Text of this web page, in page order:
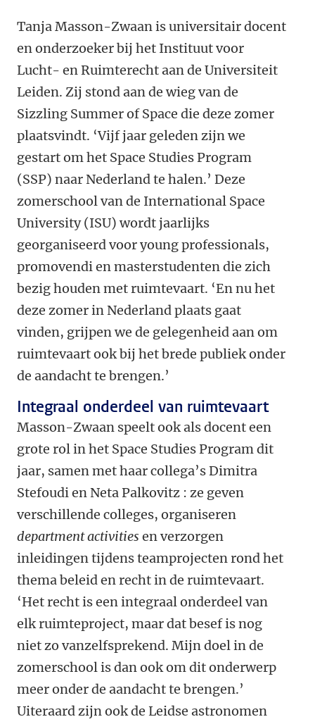
Tanja Masson-Zwaan is universitair docent
en onderzoeker bij het Instituut voor
Lucht- en Ruimterecht aan de Universiteit
Leiden. Zij stond aan de wieg van de
Sizzling Summer of Space die deze zomer
plaatsvindt. ‘Vijf jaar geleden zijn we
gestart om het Space Studies Program
(SSP) naar Nederland te halen.’ Deze
zomerschool van de International Space
University (ISU) wordt jaarlijks
georganiseerd voor young professionals,
promovendi en masterstudenten die zich
bezig houden met ruimtevaart. ‘En nu het
deze zomer in Nederland plaats gaat
vinden, grijpen we de gelegenheid aan om
ruimtevaart ook bij het brede publiek onder
de aandacht te brengen.’
Integraal onderdeel van ruimtevaart
Masson-Zwaan speelt ook als docent een
grote rol in het Space Studies Program dit
jaar, samen met haar collega’s Dimitra
Stefoudi en Neta Palkovitz : ze geven
verschillende colleges, organiseren
department activities en verzorgen
inleidingen tijdens teamprojecten rond het
thema beleid en recht in de ruimtevaart.
‘Het recht is een integraal onderdeel van
elk ruimteproject, maar dat besef is nog
niet zo vanzelfsprekend. Mijn doel in de
zomerschool is dan ook om dit onderwerp
meer onder de aandacht te brengen.’
Uiteraard zijn ook de Leidse astronomen